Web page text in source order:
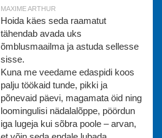
MAXIME ARTHUR
Hoida käes seda raamatut
tähendab avada uks
õmblusmaailma ja astuda sellesse
sisse.
Kuna me veedame edaspidi koos
palju töökaid tunde, pikki ja
põnevaid päevi, magamata öid ning
loomingulisi nädalalõppe, pöördun
iga lugeja kui sõbra poole – arvan,